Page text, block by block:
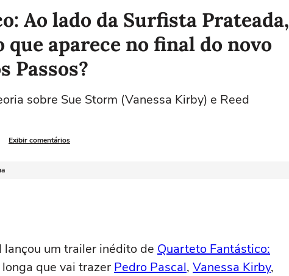
Ao lado da Surfista Prateada,
que aparece no final do novo
Passos?
sobre Sue Storm (Vanessa Kirby) e Reed
Exibir comentários
um trailer inédito de Quarteto Fantástico:
que vai trazer Pedro Pascal, Vanessa Kirby,